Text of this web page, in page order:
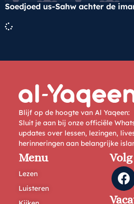
Soedjoed us-Sahw achter de
Blijf op de hoogte van Al Yaqeen:
Sluit je aan bij onze officiële
updates over lessen, lezingen,
herinneringen aan belangrijke
Menu
Lezen
Luisteren